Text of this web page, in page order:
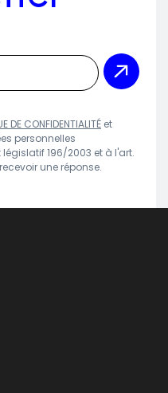
DE CONFIDENTIALITÉ et
personnelles
196/2003 et à l'art.
une réponse.